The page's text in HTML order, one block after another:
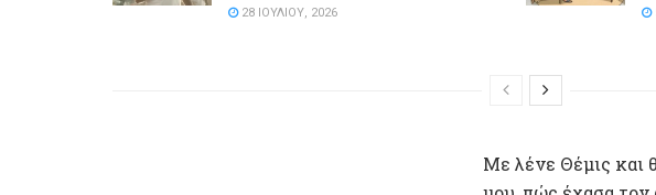
28 ΙΟΥΛΊΟΥ, 2026
Με λένε Θέμις και